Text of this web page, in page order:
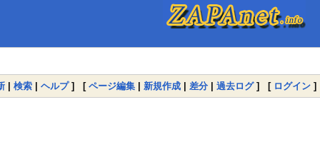
| 検索 | ヘルプ] [ ページ編集 | 新規作成 | 差分 | 過去ログ] [ ログイン ]